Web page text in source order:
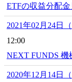
ETFの収益分配
2021年02月24日（
12:00
NEXT FUNDS 機
2020年12月14日（